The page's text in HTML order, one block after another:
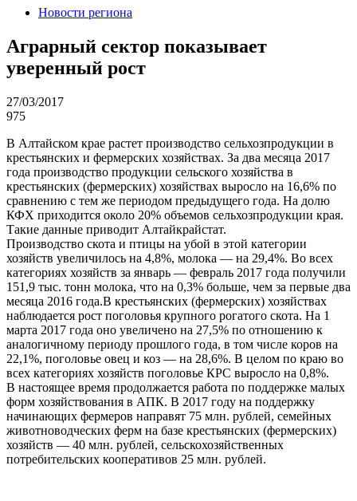
Новости региона
Аграрный сектор показывает
уверенный рост
27/03/2017
975
В Алтайском крае растет производство сельхозпродукции в
крестьянских и фермерских хозяйствах. За два месяца 2017
года производство продукции сельского хозяйства в
крестьянских (фермерских) хозяйствах выросло на 16,6% по
сравнению с тем же периодом предыдущего года. На долю
КФХ приходится около 20% объемов сельхозпродукции края.
Такие данные приводит Алтайкрайстат.
Производство скота и птицы на убой в этой категории
хозяйств увеличилось на 4,8%, молока — на 29,4%. Во всех
категориях хозяйств за январь — февраль 2017 года получили
151,9 тыс. тонн молока, что на 0,3% больше, чем за первые два
месяца 2016 года.В крестьянских (фермерских) хозяйствах
наблюдается рост поголовья крупного рогатого скота. На 1
марта 2017 года оно увеличено на 27,5% по отношению к
аналогичному периоду прошлого года, в том числе коров на
22,1%, поголовье овец и коз — на 28,6%. В целом по краю во
всех категориях хозяйств поголовье КРС выросло на 0,8%.
В настоящее время продолжается работа по поддержке малых
форм хозяйствования в АПК. В 2017 году на поддержку
начинающих фермеров направят 75 млн. рублей, семейных
животноводческих ферм на базе крестьянских (фермерских)
хозяйств — 40 млн. рублей, сельскохозяйственных
потребительских кооперативов 25 млн. рублей.